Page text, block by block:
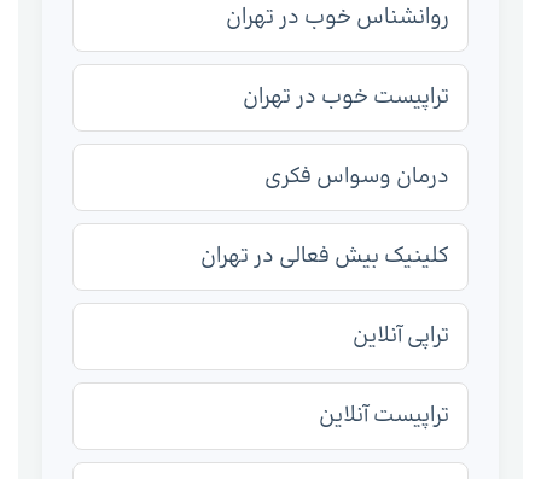
روانشناس خوب در تهران
تراپیست خوب در تهران
درمان وسواس فکری
کلینیک بیش فعالی در تهران
تراپی آنلاین
تراپیست آنلاین